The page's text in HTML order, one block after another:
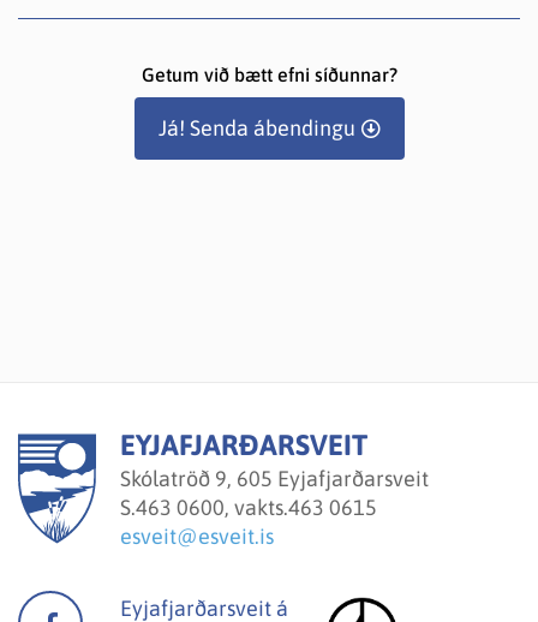
Getum við bætt efni síðunnar?
Já! Senda ábendingu
EYJAFJARÐARSVEIT
Skólatröð 9, 605 Eyjafjarðarsveit
S.463 0600, vakts.463 0615
esveit@esveit.is
Eyjafjarðarsveit á